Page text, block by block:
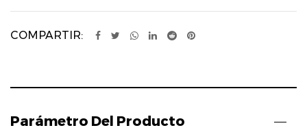
COMPARTIR:
Parámetro Del Producto